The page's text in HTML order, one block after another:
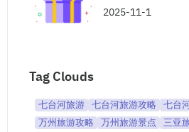
2025-11-1
Tag Clouds
七台河旅游 七台河旅游攻略 七台
万州旅游攻略
万州旅游景点 三亚